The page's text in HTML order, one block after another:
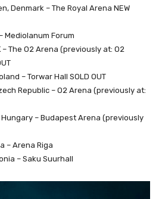
Denmark – The Royal Arena NEW
Mediolanum Forum
The O2 Arena (previously at: O2
– Torwar Hall SOLD OUT
Republic – O2 Arena (previously at:
Hungary – Budapest Arena (previously
– Arena Riga
– Saku Suurhall